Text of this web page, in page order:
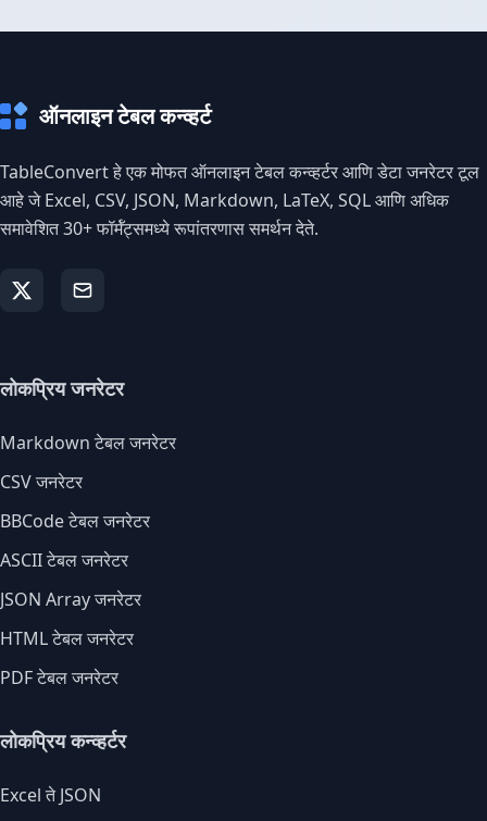
ऑनलाइन टेबल कन्व्हर्ट
TableConvert हे एक मोफत ऑनलाइन टेबल कन्व्हर्टर आणि डेटा जनरेटर टूल
आहे जे Excel, CSV, JSON, Markdown, LaTeX, SQL आणि अधिक
समावेशित 30+ फॉर्मॅट्समध्ये रूपांतरणास समर्थन देते.
लोकप्रिय जनरेटर
Markdown टेबल जनरेटर
CSV जनरेटर
BBCode टेबल जनरेटर
ASCII टेबल जनरेटर
JSON Array जनरेटर
HTML टेबल जनरेटर
PDF टेबल जनरेटर
लोकप्रिय कन्व्हर्टर
Excel ते JSON